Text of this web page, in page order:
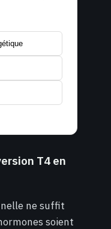
T4 en
ne suffit
soient